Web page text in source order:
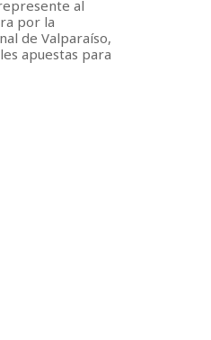
al
por la
de Valparaíso,
apuestas para